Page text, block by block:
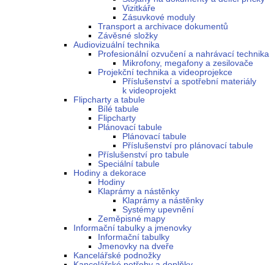
Vizitkáře
Zásuvkové moduly
Transport a archivace dokumentů
Závěsné složky
Audiovizuální technika
Profesionální ozvučení a nahrávací technika
Mikrofony, megafony a zesilovače
Projekční technika a videoprojekce
Příslušenství a spotřební materiály
k videoprojekt
Flipcharty a tabule
Bílé tabule
Flipcharty
Plánovací tabule
Plánovací tabule
Příslušenství pro plánovací tabule
Příslušenství pro tabule
Speciální tabule
Hodiny a dekorace
Hodiny
Klaprámy a nástěnky
Klaprámy a nástěnky
Systémy upevnění
Zeměpisné mapy
Informační tabulky a jmenovky
Informační tabulky
Jmenovky na dveře
Kancelářské podnožky